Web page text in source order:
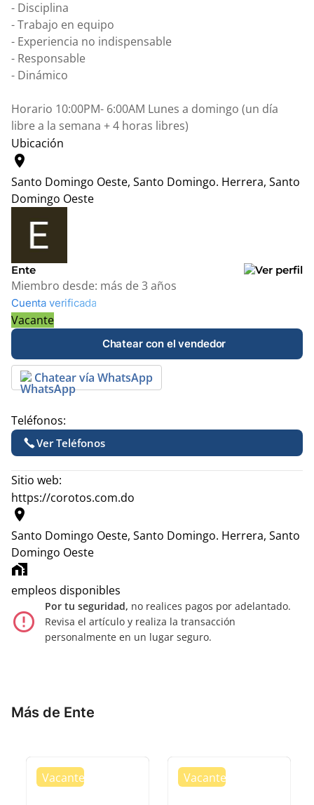
- Disciplina
- Trabajo en equipo
- Experiencia no indispensable
- Responsable
- Dinámico
Horario 10:00PM- 6:00AM Lunes a domingo (un día
libre a la semana + 4 horas libres)
Ubicación
location_on
Santo Domingo Oeste, Santo Domingo. Herrera, Santo
Domingo Oeste
+
−
Ente
Miembro desde: más de 3 años
Cuenta verificada
Vacante
Chatear con el vendedor
Chatear vía WhatsApp
Teléfonos:
Ver Teléfonos
Sitio web:
https://corotos.com.do
location_on
Santo Domingo Oeste, Santo Domingo. Herrera, Santo
Domingo Oeste
home_work
empleos disponibles
error_outline
Por tu seguridad, no realices pagos por adelantado.
Revisa el artículo y realiza la transacción
personalmente en un lugar seguro.
Más de Ente